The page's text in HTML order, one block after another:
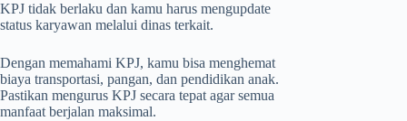
KPJ tidak berlaku dan kamu harus mengupdate
status karyawan melalui dinas terkait.
Dengan memahami KPJ, kamu bisa menghemat
biaya transportasi, pangan, dan pendidikan anak.
Pastikan mengurus KPJ secara tepat agar semua
manfaat berjalan maksimal.